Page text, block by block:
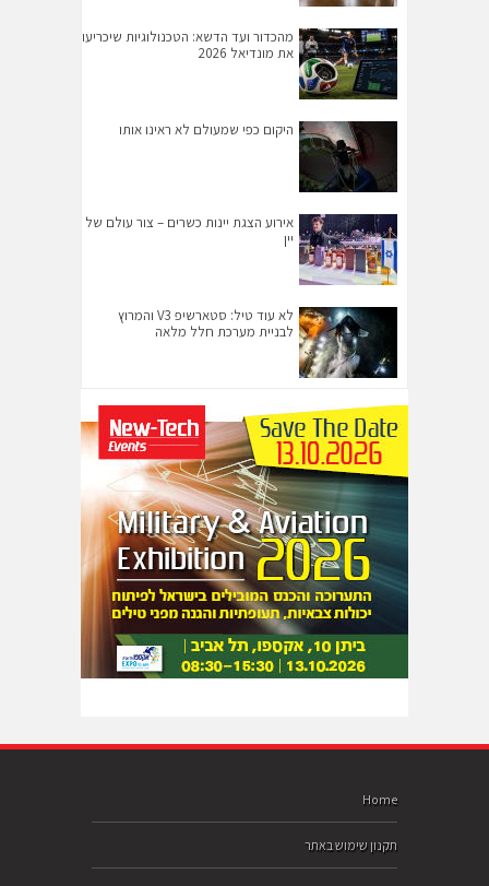
מהכדור ועד הדשא: הטכנולוגיות שיכריעו
את מונדיאל 2026
היקום כפי שמעולם לא ראינו אותו
אירוע הצגת יינות כשרים – צור עולם של
יין
לא עוד טיל: סטארשיפ V3 והמרוץ
לבניית מערכת חלל מלאה
Home
תקנון שימוש באתר